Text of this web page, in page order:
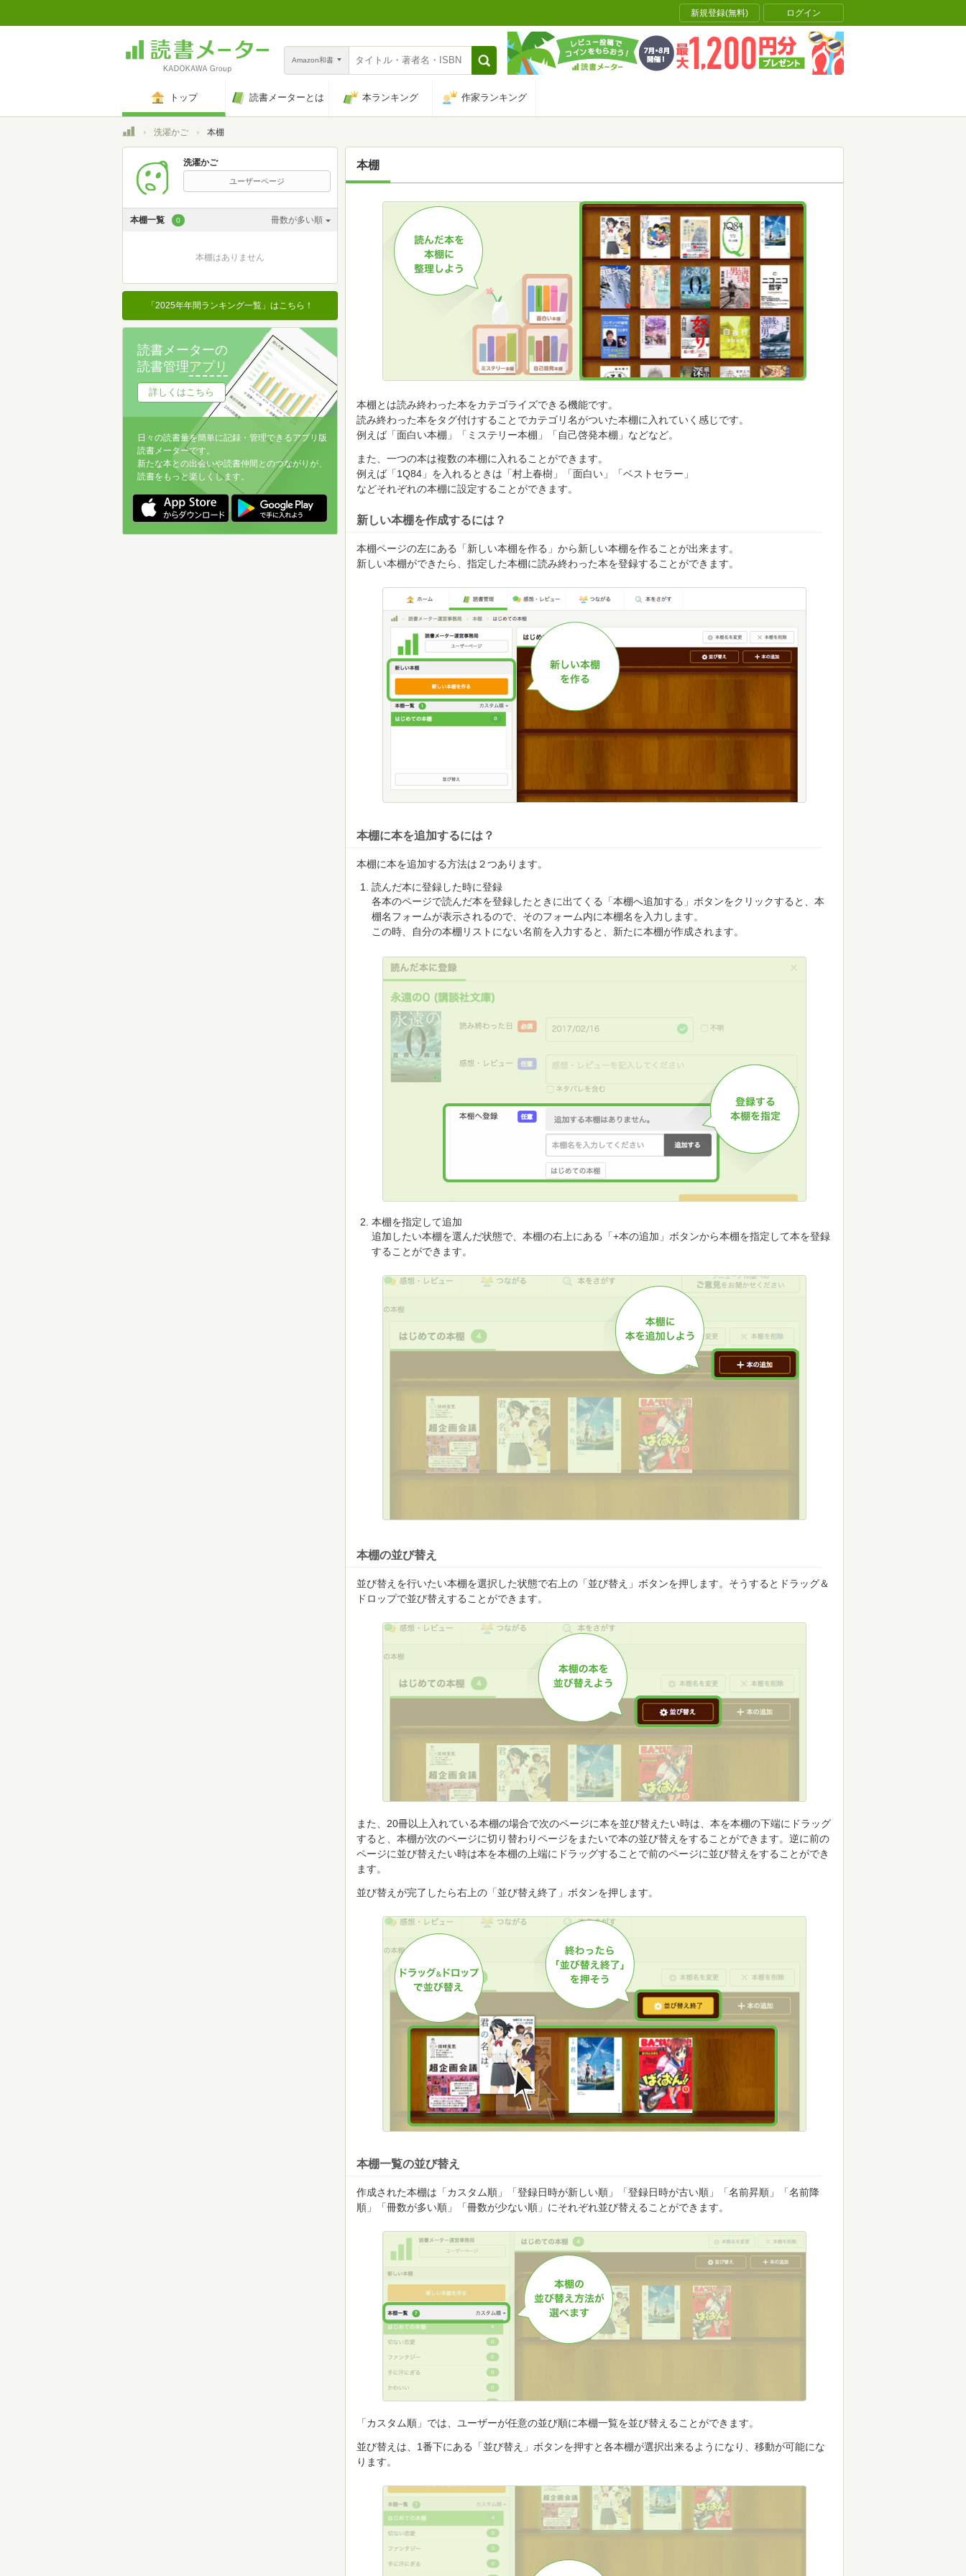
新規登録(無料) ログイン
Amazon和書
トップ 読書メーターとは 本ランキング 作家ランキング
トップ洗濯かご 本棚
洗濯かご
ユーザーページ
本棚一覧 0 冊数が多い順
登録日時が新しい順
登録日時が古い順
名前昇順
名前降順
冊数が多い順
冊数が少ない順
本棚はありません
「2025年年間ランキング一覧」はこちら！
読書メーターの
読書管理アプリ
詳しくはこちら
日々の読書量を簡単に記録・管理できるアプリ版
読書メーターです。
新たな本との出会いや読書仲間とのつながりが、
読書をもっと楽しくします。
本棚
本棚とは読み終わった本をカテゴライズできる機能です。
読み終わった本をタグ付けすることでカテゴリ名がついた本棚に入れていく感じです。
例えば「面白い本棚」「ミステリー本棚」「自己啓発本棚」などなど。
また、一つの本は複数の本棚に入れることができます。
例えば「1Q84」を入れるときは「村上春樹」「面白い」「ベストセラー」
などそれぞれの本棚に設定することができます。
新しい本棚を作成するには？
本棚ページの左にある「新しい本棚を作る」から新しい本棚を作ることが出来ます。
新しい本棚ができたら、指定した本棚に読み終わった本を登録することができます。
本棚に本を追加するには？
本棚に本を追加する方法は２つあります。
読んだ本に登録した時に登録
各本のページで読んだ本を登録したときに出てくる「本棚へ追加する」ボタンをクリックすると、本
棚名フォームが表示されるので、そのフォーム内に本棚名を入力します。
この時、自分の本棚リストにない名前を入力すると、新たに本棚が作成されます。
本棚を指定して追加
追加したい本棚を選んだ状態で、本棚の右上にある「+本の追加」ボタンから本棚を指定して本を登録
することができます。
本棚の並び替え
並び替えを行いたい本棚を選択した状態で右上の「並び替え」ボタンを押します。そうするとドラッグ＆
ドロップで並び替えすることができます。
また、20冊以上入れている本棚の場合で次のページに本を並び替えたい時は、本を本棚の下端にドラッグ
すると、本棚が次のページに切り替わりページをまたいで本の並び替えをすることができます。逆に前の
ページに並び替えたい時は本を本棚の上端にドラッグすることで前のページに並び替えをすることができ
ます。
並び替えが完了したら右上の「並び替え終了」ボタンを押します。
本棚一覧の並び替え
作成された本棚は「カスタム順」「登録日時が新しい順」「登録日時が古い順」「名前昇順」「名前降
順」「冊数が多い順」「冊数が少ない順」にそれぞれ並び替えることができます。
「カスタム順」では、ユーザーが任意の並び順に本棚一覧を並び替えることができます。
並び替えは、1番下にある「並び替え」ボタンを押すと各本棚が選択出来るようになり、移動が可能にな
ります。